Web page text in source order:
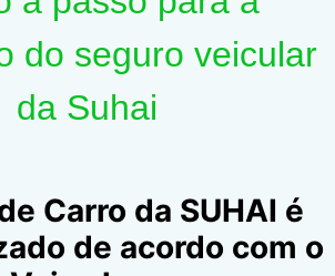
do seguro veicular
da Suhai
Carro da SUHAI é
de acordo com o